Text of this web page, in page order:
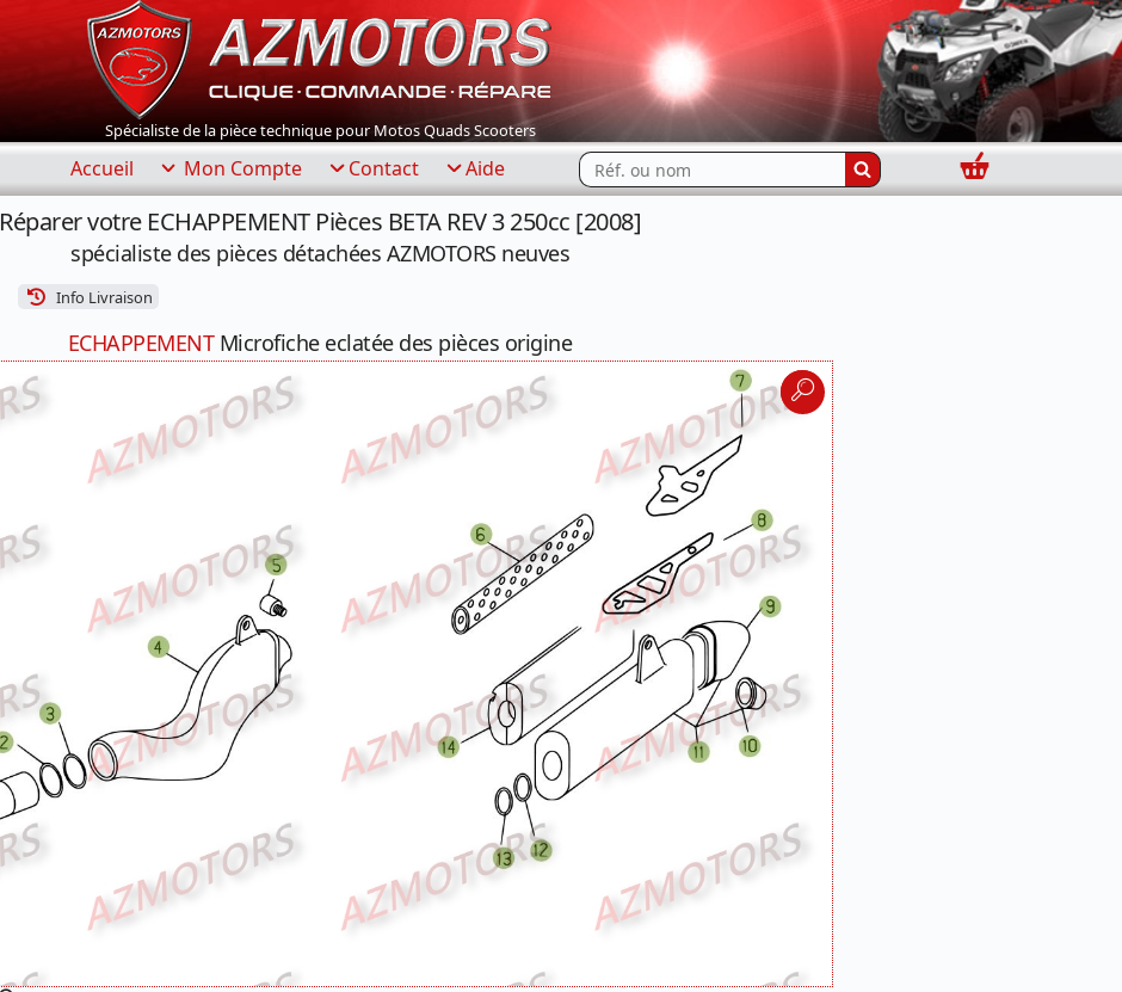
Spécialiste de la pièce technique pour Motos Quads Scooters
Accueil Mon Compte Contact Aide Rechercher...
Panier
Réparer votre ECHAPPEMENT Pièces BETA REV 3 250cc [2008]
spécialiste des pièces détachées AZMOTORS neuves
Info Livraison
ECHAPPEMENTMicrofiche eclatée des pièces origine